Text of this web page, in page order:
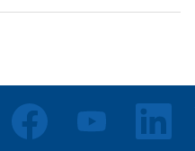
S
S
o